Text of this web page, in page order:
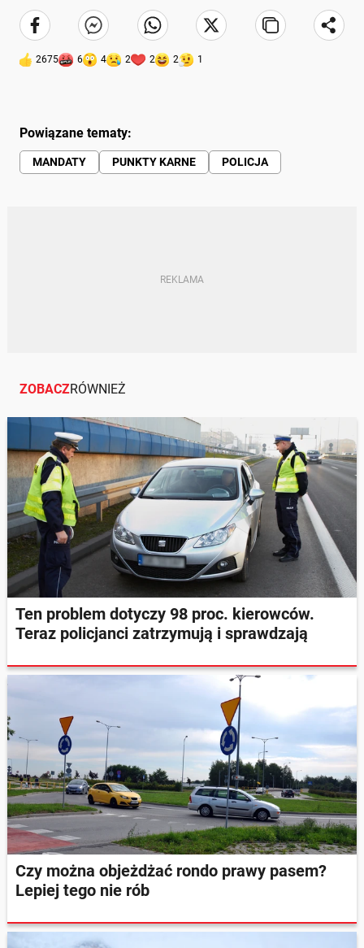
2675 6 4 2 2 2 1
Powiązane tematy:
MANDATY PUNKTY KARNE POLICJA
ZOBACZRÓWNIEŻ
Ten problem dotyczy 98 proc. kierowców.
Teraz policjanci zatrzymują i sprawdzają
Czy można objeżdżać rondo prawy pasem?
Lepiej tego nie rób